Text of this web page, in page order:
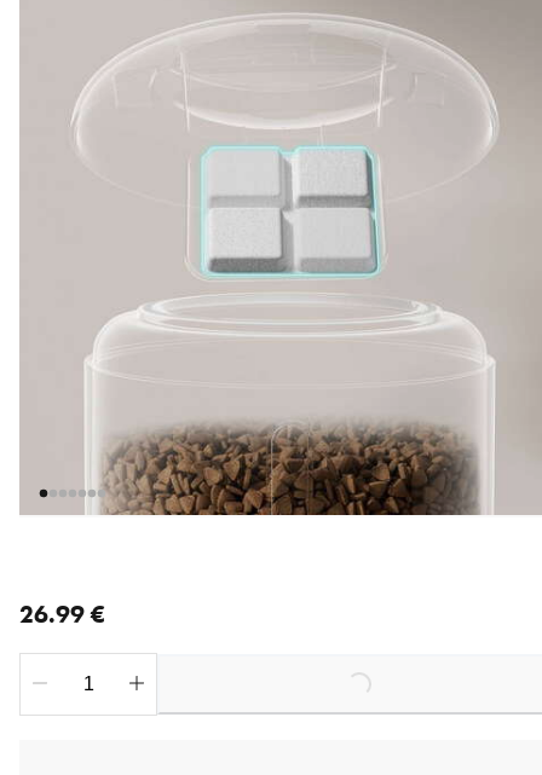
26.99 €
Loading...